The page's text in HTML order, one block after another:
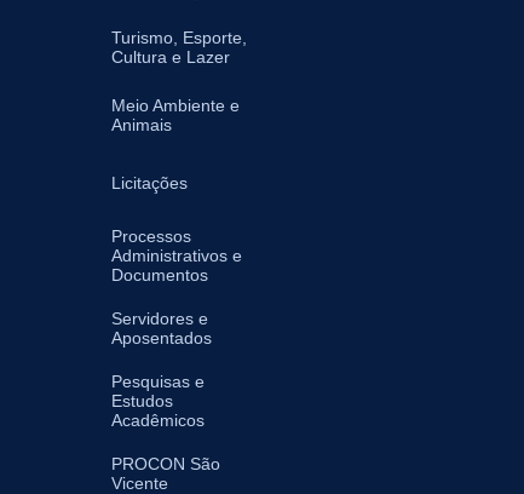
Turismo, Esporte,
Cultura e Lazer
Meio Ambiente e
Animais
Licitações
Processos
Administrativos e
Documentos
Servidores e
Aposentados
Pesquisas e
Estudos
Acadêmicos
PROCON São
Vicente